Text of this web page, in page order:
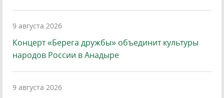
9 августа 2026
Концерт «Берега дружбы» объединит культуры
народов России в Анадыре
9 августа 2026